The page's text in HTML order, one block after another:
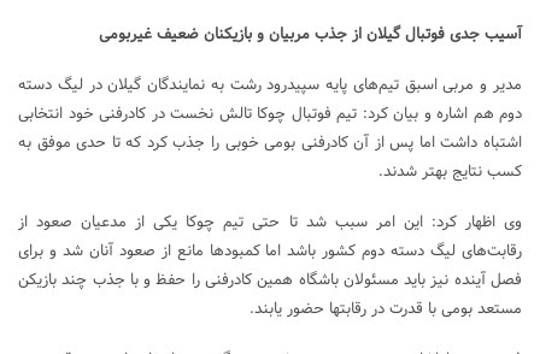
آسیب جدی فوتبال گیلان از جذب مربیان و بازیکنان ضعیف غیربومی
مدیر و مربی اسبق تیم‌های پایه سپیدرود رشت به نمایندگان گیلان در لیگ دسته
دوم هم اشاره و بیان کرد: تیم فوتبال چوکا تالش نخست در کادرفنی خود انتخابی
اشتباه داشت اما پس از آن کادرفنی بومی خوبی را جذب کرد که تا حدی موفق به
کسب نتایج بهتر شدند.
وی اظهار کرد: این امر سبب شد تا حتی تیم چوکا یکی از مدعیان صعود از
رقابت‌های لیگ دسته دوم کشور باشد اما کمبودها مانع از صعود آنان شد و برای
فصل آینده نیز باید مسئولان باشگاه همین کادرفنی را حفظ و با جذب چند بازیکن
مستعد بومی با قدرت در رقابتها حضور یابند.